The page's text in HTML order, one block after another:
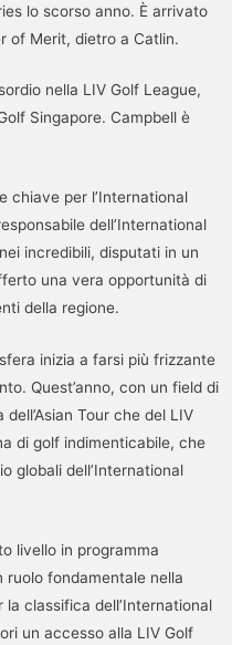
lo scorso anno. È arrivato
of Merit, dietro a Catlin.
nella LIV Golf League,
Singapore. Campbell è
chiave per l’International
dell’International
incredibili, disputati in un
una vera opportunità di
della regione.
inizia a farsi più frizzante
Quest’anno, con un field di
Tour che del LIV
di golf indimenticabile, che
globali dell’International
livello in programma
ruolo fondamentale nella
classifica dell’International
un accesso alla LIV Golf